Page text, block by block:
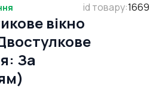
id товару:1669
вікно
За